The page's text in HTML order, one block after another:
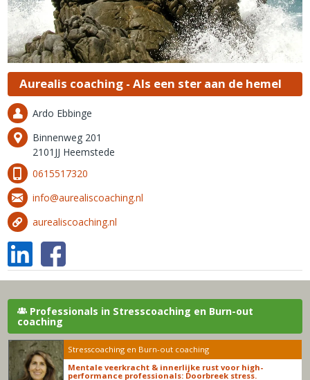
Aurealis coaching - Als een ster aan de hemel
Ardo Ebbinge
Binnenweg 201
2101JJ Heemstede
0615517320
info@aurealiscoaching.nl
aurealiscoaching.nl
Professionals in Stresscoaching en Burn-out
coaching
Stresscoaching en Burn-out coaching
Mentale veerkracht & innerlijke rust voor high-
performance professionals: Doorbreek stress.